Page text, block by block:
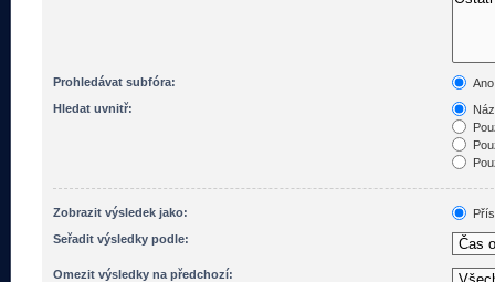
Prohledávat subfóra:
Ano
Hledat uvnitř:
Zobrazit výsledek jako:
Seřadit výsledky podle:
Omezit výsledky na předchozí: